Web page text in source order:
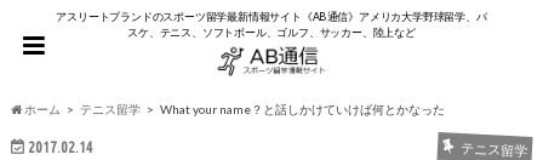
アスリートブランドのスポーツ留学最新情報サイト《AB通信》アメリカ大学野球留学、バ
スケ、テニス、ソフトボール、ゴルフ、サッカー、陸上など
ホーム テニス留学 What your name？と話しかけていけば何とかなった
2017.02.14 テニス留学